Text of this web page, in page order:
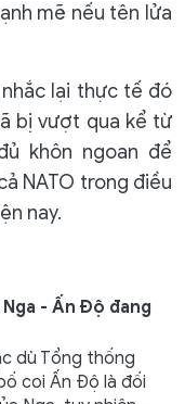
mẽ nếu tên lửa
lại thực tế đó
bị vượt qua kể từ
khôn ngoan để
NATO trong điều
nay.
- Ấn Độ đang
dù Tổng thống
coi Ấn Độ là đối